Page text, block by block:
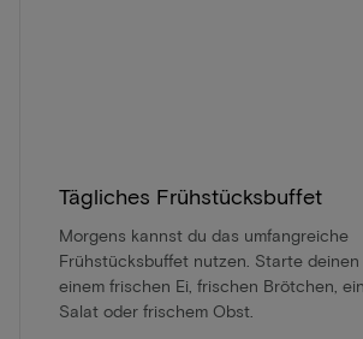
Tägliches Frühstücksbuffet
Morgens kannst du das umfangreiche
Frühstücksbuffet nutzen. Starte deinen
einem frischen Ei, frischen Brötchen,
Salat oder frischem Obst.